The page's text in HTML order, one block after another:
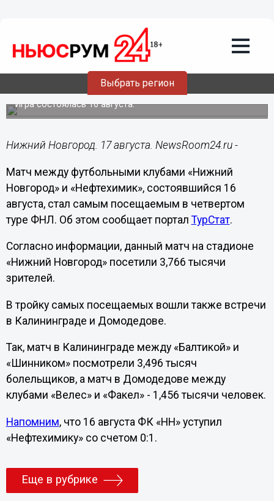
Выбрать регион
17.08.202009:44
Матч ФК «НН» стал самым
посещаемым в четвертом туре ФНЛ
Игра состоялась 16 августа.
Нижний Новгород. 17 августа. NewsRoom24.ru -
Матч между футбольными клубами «Нижний
Новгород» и «Нефтехимик», состоявшийся 16
августа, стал самым посещаемым в четвертом
туре ФНЛ. Об этом сообщает портал ТурСтат.
Согласно информации, данный матч на стадионе
«Нижний Новгород» посетили 3,766 тысячи
зрителей.
В тройку самых посещаемых вошли также встречи
в Калининграде и Домодедове.
Так, матч в Калининграде между «Балтикой» и
«Шинником» посмотрели 3,496 тысяч
болельщиков, а матч в Домодедове между
клубами «Велес» и «Факел» - 1,456 тысячи человек.
Напомним, что 16 августа ФК «НН» уступил
«Нефтехимику» со счетом 0:1.
Еще в рубрике